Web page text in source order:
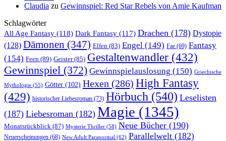
Claudia zu Gewinnspiel: Red Star Rebels von Amie Kaufman
Schlagwörter
All Age Fantasy (118) Dark Fantasy (117) Drachen (178) Dystopie
(128) Dämonen (347) Elfen (83) Engel (149) Fae (69) Fantasy
(154) Feen (89) Geister(85) Gestaltenwandler (432)
Gewinnspiel (372) Gewinnspielauslosung (150) Griechische
Mythologie (55) Götter (102) Hexen (286) High Fantasy
(429) historischer Liebesroman (73) Hörbuch (540) Leselisten
(187) Liebesroman (182) Magie (1345)
Monatsrückblick (87) Mysterie Thriller (58) Neue Bücher (190)
Neuerscheinungen (68) New Adult Paranormal (62) Parallelwelt (182)